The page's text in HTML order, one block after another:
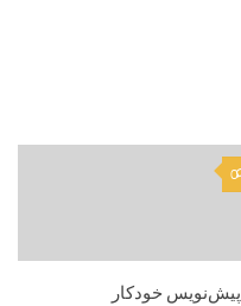
0
پیش‌نویس خودکار